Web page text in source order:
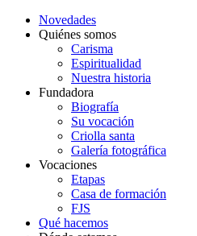
Novedades
Quiénes somos
Carisma
Espiritualidad
Nuestra historia
Fundadora
Biografía
Su vocación
Criolla santa
Galería fotográfica
Vocaciones
Etapas
Casa de formación
FJS
Qué hacemos